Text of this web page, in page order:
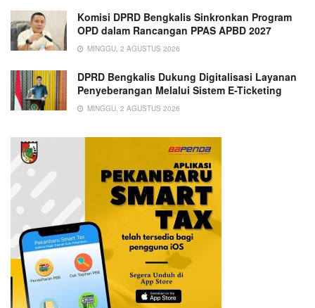
Komisi DPRD Bengkalis Sinkronkan Program
OPD dalam Rancangan PPAS APBD 2027
MINGGU, 2 AGUSTUS 2026
DPRD Bengkalis Dukung Digitalisasi Layanan
Penyeberangan Melalui Sistem E-Ticketing
MINGGU, 2 AGUSTUS 2026